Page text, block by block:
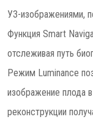
УЗ-изображениями,
Функция Smart
отслеживая путь
Режим Luminance
изображение плода
реконструкции